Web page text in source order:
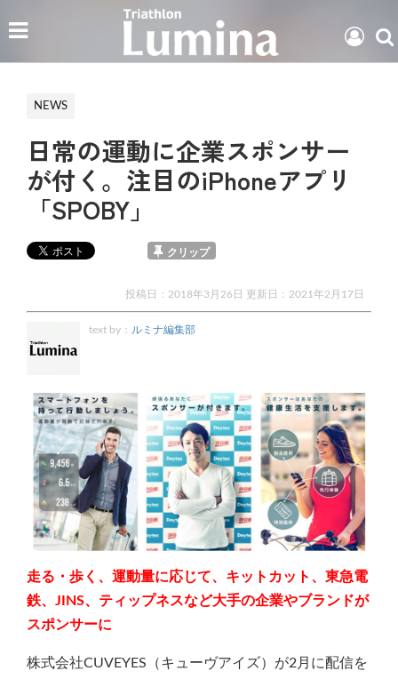
NEWS
日常の運動に企業スポンサー
が付く。注目のiPhoneアプリ
「SPOBY」
クリップ
投稿日：2018年3月26日 更新日： 2021年2月17日
text by： ルミナ編集部
走る・歩く、運動量に応じて、キットカット、東急電
鉄、JINS、ティップネスなど大手の企業やブランドが
スポンサーに
株式会社CUVEYES（キューヴアイズ）が2月に配信を